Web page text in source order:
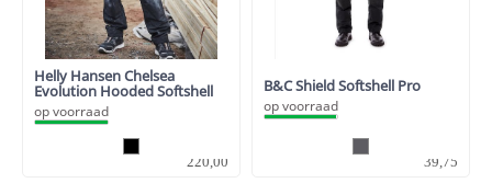
Helly Hansen Chelsea
Evolution Hooded Softshell
op voorraad
220,00
B&C Shield Softshell Pro
op voorraad
39,75